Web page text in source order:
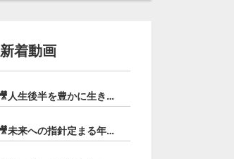
新着動画
🎥人生後半を豊かに生きる！定年後に輝くための占星術（石川楓花）
🎥未来への指針定まる年！2026年トランジットの動きを追う ーまとめ読み先取り解説ー（登石麻恭子）